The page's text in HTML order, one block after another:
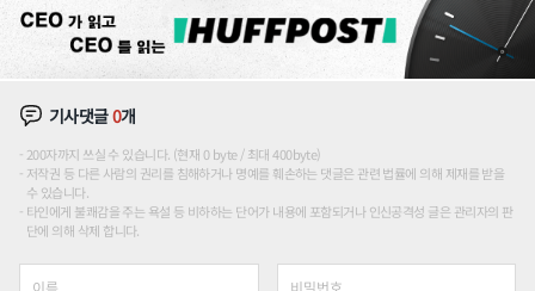
기사댓글0개
200자까지 쓰실 수 있습니다. (현재 0 byte / 최대 400byte)
저작권 등 다른 사람의 권리를 침해하거나 명예를 훼손하는 댓글은 관련 법률에 의해 제재를 받을
수 있습니다.
타인에게 불쾌감을 주는 욕설 등 비하하는 단어가 내용에 포함되거나 인신공격성 글은 관리자의 판
단에 의해 삭제 합니다.